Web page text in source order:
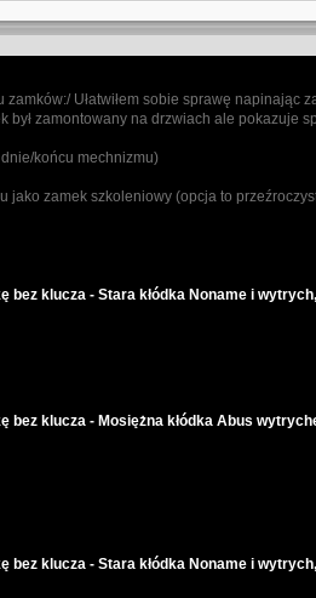
Ułatwiłem sobie sprawę napinając
był zamontowany na drzwiach ale pokazuje
końcu mechnizmu)
jako zamek szkoleniowy (opcja to
bez klucza - Stara kłódka Noname i
bez klucza - Mosiężna kłódka Abus
bez klucza - Stara kłódka Noname i